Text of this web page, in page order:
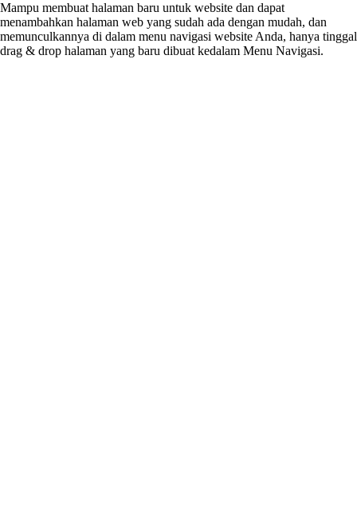
Mampu membuat halaman baru untuk website dan dapat
menambahkan halaman web yang sudah ada dengan mudah, dan
memunculkannya di dalam menu navigasi website Anda, hanya tinggal
drag & drop halaman yang baru dibuat kedalam Menu Navigasi.